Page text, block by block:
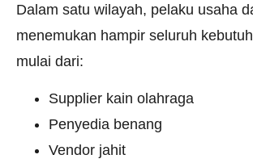
Dalam satu wilayah, pelaku usaha
menemukan hampir seluruh
mulai dari:
Supplier kain olahraga
Penyedia benang
Vendor jahit